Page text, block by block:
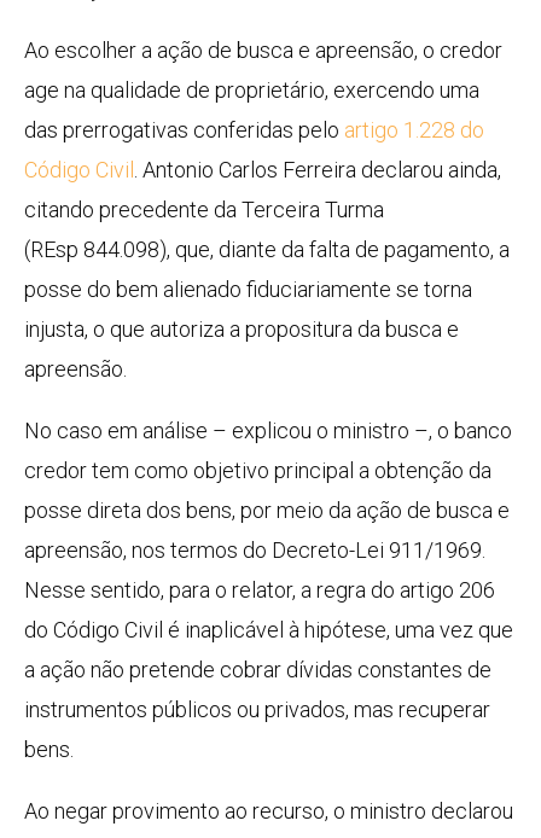
Ao escolher a ação de busca e apreensão, o credor
age na qualidade de proprietário, exercendo uma
das prerrogativas conferidas pelo artigo 1.228 do
Código Civil . Antonio Carlos Ferreira declarou ainda,
citando precedente da Terceira Turma
(REsp 844.098), que, diante da falta de pagamento, a
posse do bem alienado fiduciariamente se torna
injusta, o que autoriza a propositura da busca e
apreensão.
No caso em análise – explicou o ministro –, o banco
credor tem como objetivo principal a obtenção da
posse direta dos bens, por meio da ação de busca e
apreensão, nos termos do Decreto-Lei 911/1969.
Nesse sentido, para o relator, a regra do artigo 206
do Código Civil é inaplicável à hipótese, uma vez que
a ação não pretende cobrar dívidas constantes de
instrumentos públicos ou privados, mas recuperar
bens.
Ao negarprovimento ao recurso, o ministro declarou